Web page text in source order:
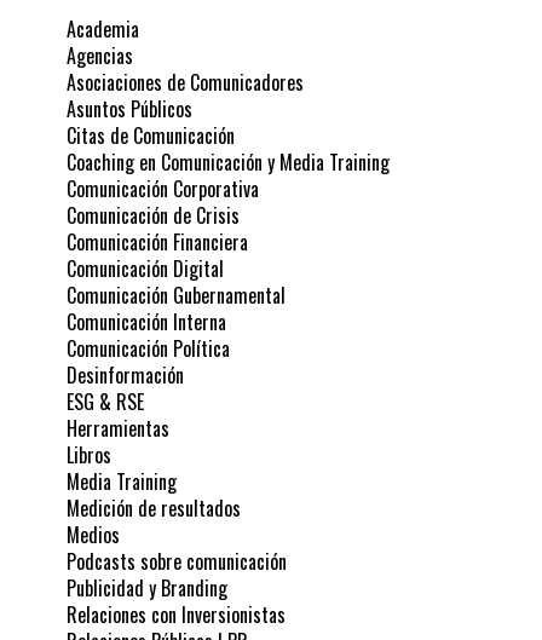
Academia
Agencias
Asociaciones de Comunicadores
Asuntos Públicos
Citas de Comunicación
Coaching en Comunicación y Media Training
Comunicación Corporativa
Comunicación de Crisis
Comunicación Financiera
Comunicación Digital
Comunicación Gubernamental
Comunicación Interna
Comunicación Política
Desinformación
ESG & RSE
Herramientas
Libros
Media Training
Medición de resultados
Medios
Podcasts sobre comunicación
Publicidad y Branding
Relaciones con Inversionistas